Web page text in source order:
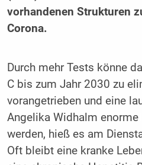
vorhandenen Strukturen
Corona.
Durch mehr Tests könne
C bis zum Jahr 2030 zu
vorangetrieben und eine
Angelika Widhalm
werden, hieß es am
Oft bleibt eine kranke